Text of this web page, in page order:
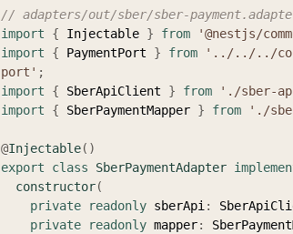
// adapters/out/sber/sber-
import
{ Injectable } from '@nestjs/
import
{ PaymentPort } from
'../../../
port' ;
import
{ SberApiClient } from './sber-
import
{ SberPaymentMapper } from './
@Injectable( )
export
class SberPaymentAdapter
constructor(
private
readonly sberApi :
private
readonly mapper: